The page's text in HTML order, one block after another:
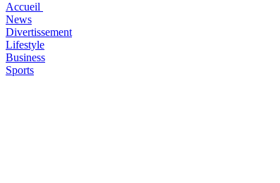
Accueil
News
Divertissement
Lifestyle
Business
Sports